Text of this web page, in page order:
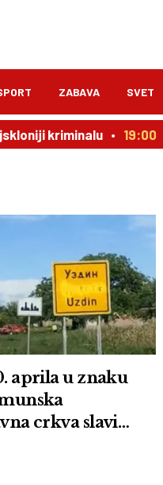
ZABAVA SVET
kriminalu 19:00
aprila u znaku
crkva slavi